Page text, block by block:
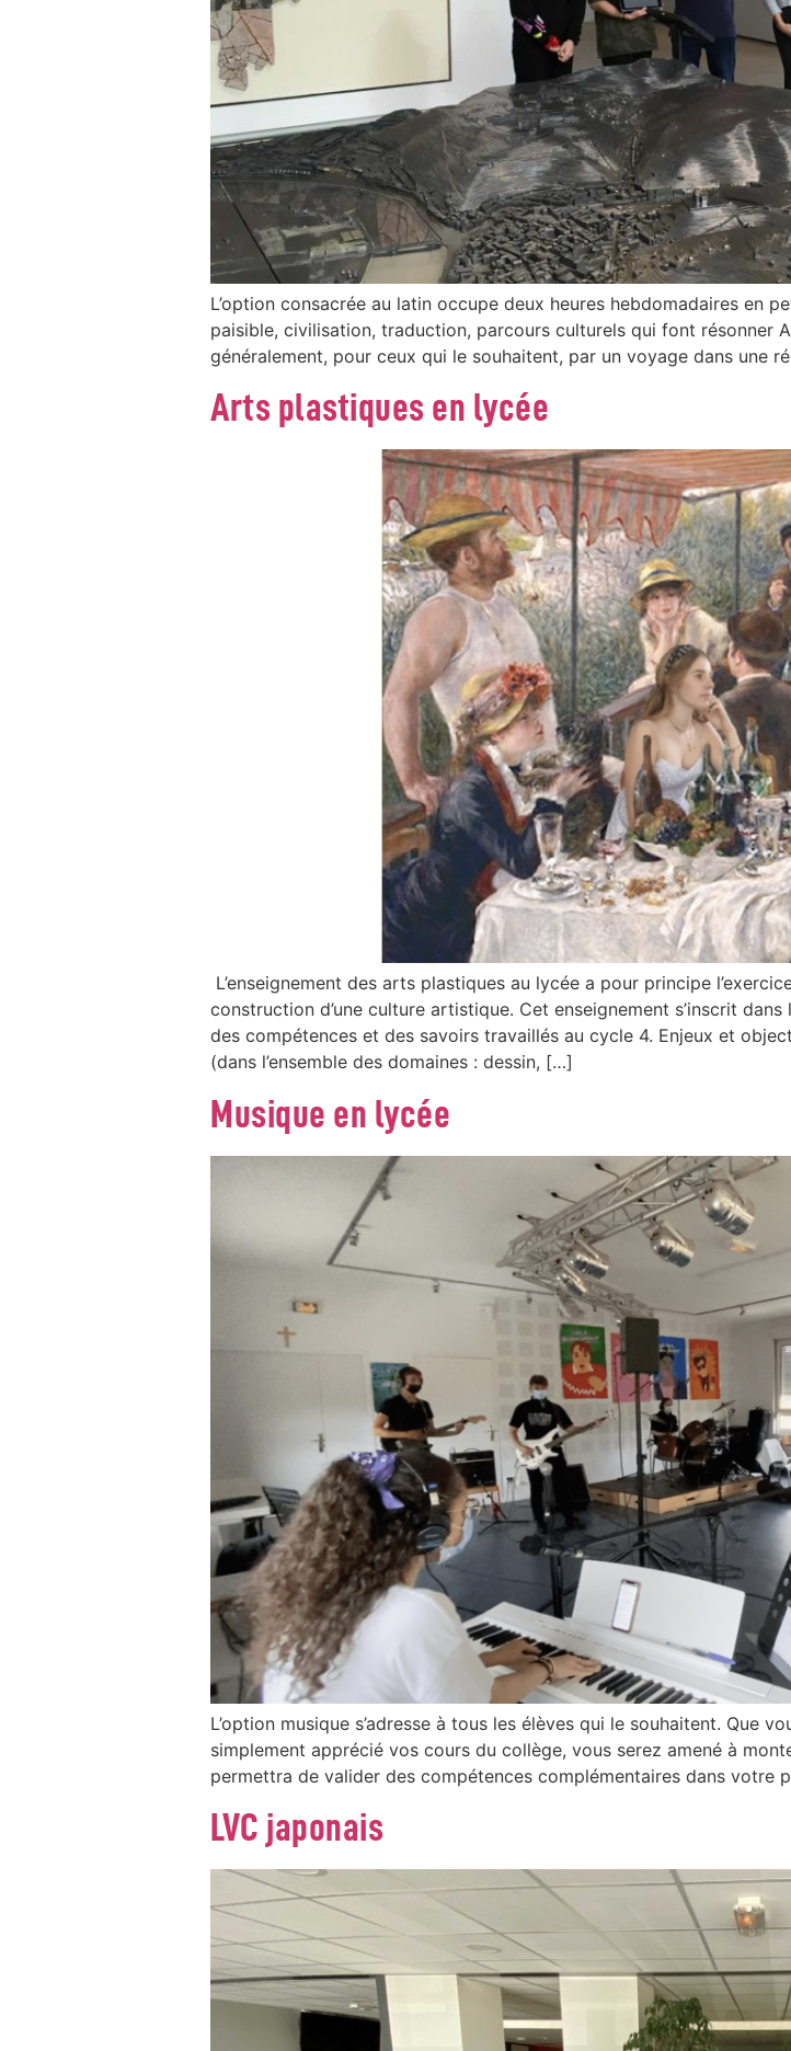
L’option consacrée au latin occupe deux heures hebdomadaires en
paisible, civilisation, traduction, parcours culturels qui font résonner
généralement, pour ceux qui le souhaitent, par un voyage dans une
Arts plastiques en lycée
L’enseignement des arts plastiques au lycée a pour principe
construction d’une culture artistique. Cet enseignement s’inscrit
des compétences et des savoirs travaillés au cycle 4. Enjeux et
(dans l’ensemble des domaines : dessin, […]
Musique en lycée
L’option musique s’adresse à tous les élèves qui le souhaitent. Que
simplement apprécié vos cours du collège, vous serez amené à
permettra de valider des compétences complémentaires dans votre
LVC japonais